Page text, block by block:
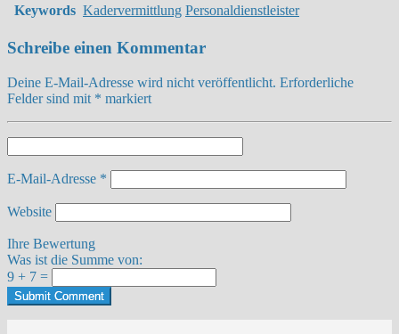
Keywords Kadervermittlung Personaldienstleister
Schreibe einen Kommentar
Deine E-Mail-Adresse wird nicht veröffentlicht. Erforderliche
Felder sind mit * markiert
E-Mail-Adresse *
Website
Ihre Bewertung
Was ist die Summe von:
9 + 7 =
Submit Comment